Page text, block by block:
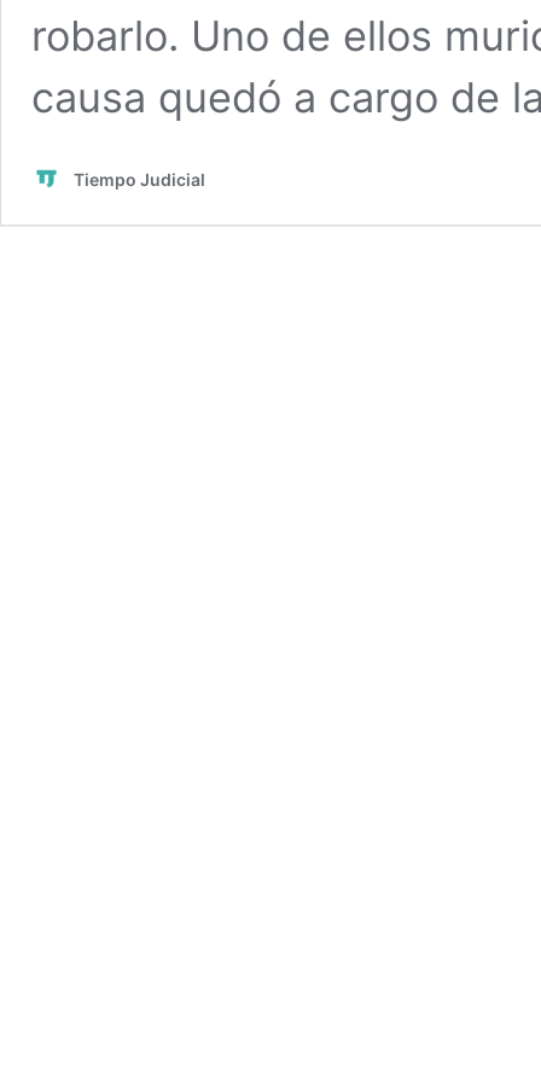
robarlo. Uno de ellos
causa quedó a cargo de
Tiempo Judicial